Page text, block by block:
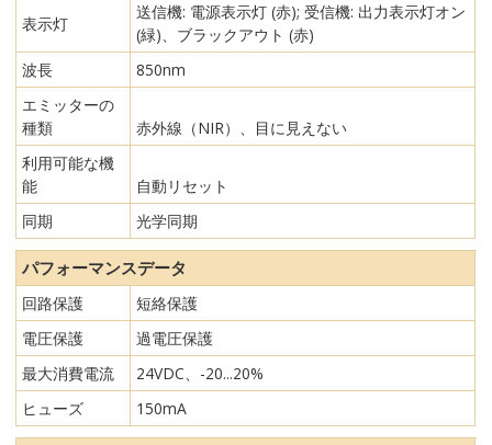
表示灯
送信機: 電源表示灯 (赤); 受信機: 出力表示灯オン
(緑)、ブラックアウト (赤)
波長
850nm
エミッターの
種類
赤外線（NIR）、目に見えない
利用可能な機
能
自動リセット
同期
光学同期
パフォーマンスデータ
回路保護
短絡保護
電圧保護
過電圧保護
最大消費電流
24VDC、-20...20%
ヒューズ
150mA